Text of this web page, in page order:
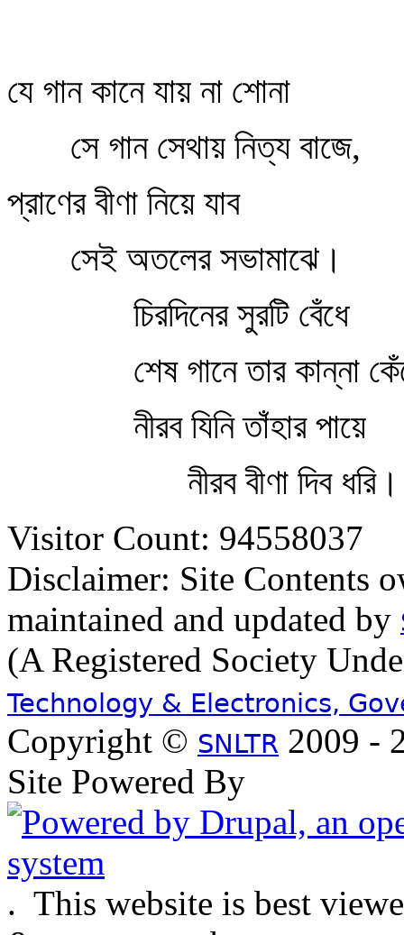
যে গান কানে যায় না শোনা
সে গান সেথায় নিত্য বাজে,
প্রাণের বীণা নিয়ে যাব
সেই অতলের সভামাঝে।
চিরদিনের সুরটি বেঁধে
শেষ গানে তার কান্না
নীরব যিনি তাঁহার পায়ে
নীরব বীণা দিব ধরি।
Visitor Count: 94558037
Disclaimer: Site Contents
maintained and updated by
(A Registered Society
Technology & Electronics,
Copyright © SNLTR 2009 -
Site Powered By
. This website is best